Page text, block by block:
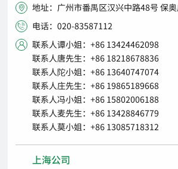
 地址：广州市番禺区汉兴中路48号 保
 电话：020-83587112

联系人谭小姐：+86 13424462098
联系人唐先生：+86 18218678836
联系人陀小姐：+86 13640747074
联系人庄先生：+86 19865189668
联系人冯小姐：+86 15802006188
联系人麦先生：+86 13428846779
联系人莫小姐：+86 13085718312
上海公司